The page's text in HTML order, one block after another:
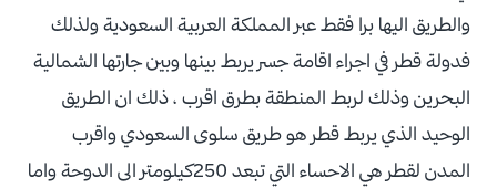
والطريق اليها برا فقط عبر المملكة العربية السعودية ولذلك
فدولة قطر في اجراء اقامة جسر يربط بينها وبين جارتها الشمالية
البحرين وذلك لربط المنطقة بطرق اقرب ، ذلك ان الطريق
الوحيد الذي يربط قطر هو طريق سلوى السعودي واقرب
المدن لقطر هي الاحساء التي تبعد 250كيلومتر الى الدوحة واما